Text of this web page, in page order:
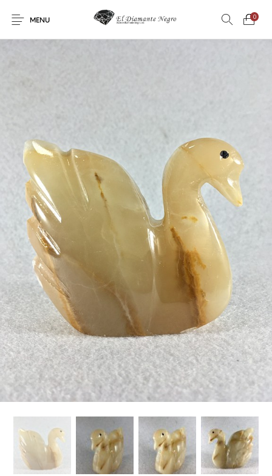
MENU
0
ESOTERISMO FÓSILES JOYAS METEORITOS
PRODUCTOS DE
CONSUMO